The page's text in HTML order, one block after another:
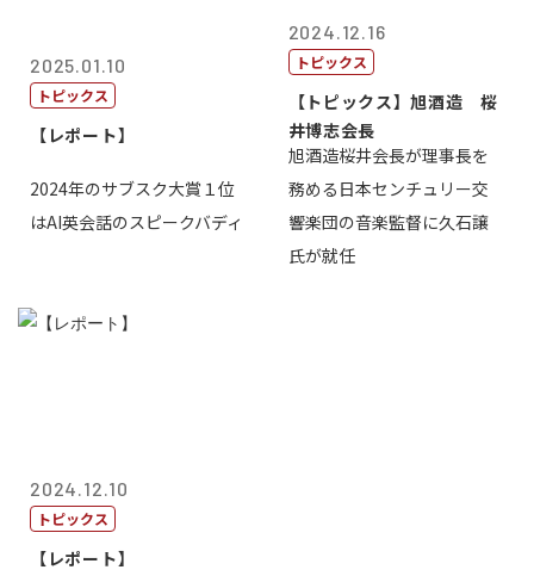
2025.01.10
トピックス
【レポート】
2024年のサブスク大賞１位
はAI英会話のスピークバディ
2024.12.16
トピックス
【トピックス】旭酒造 桜
井博志会長
旭酒造桜井会長が理事長を
務める日本センチュリー交
響楽団の音楽監督に久石譲
氏が就任
2024.12.10
トピックス
【レポート】